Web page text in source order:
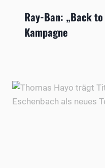
Ray-Ban: „Back
Kampagne